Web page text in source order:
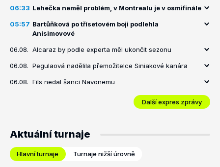
06:33 Lehečka neměl problém, v Montrealu je v osmifinále
05:57 Bartůňková po třísetovém boji podlehla
Anisimovové
06.08. Alcaraz by podle experta měl ukončit sezonu
06.08. Pegulaová nadělila přemožitelce Siniakové kanára
06.08. Fils nedal šanci Navonemu
Další expres zprávy
Aktuální turnaje
Hlavní turnaje Turnaje nižší úrovně